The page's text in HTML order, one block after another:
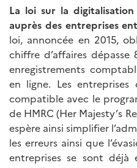
La loi sur la
auprès des entreprises
loi, annoncée en 2015,
chiffre d’affaires
enregistrements
en ligne. Les
compatible avec le
de HMRC (Her Majesty’s
espère ainsi simplifier
les erreurs ainsi que
entreprises se sont déjà